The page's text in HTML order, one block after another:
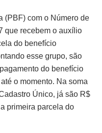
(PBF) com o Número de
que recebem o auxílio
do benefício
esse grupo, são
do benefício
o momento. Na soma
Único, já são R$
primeira parcela do